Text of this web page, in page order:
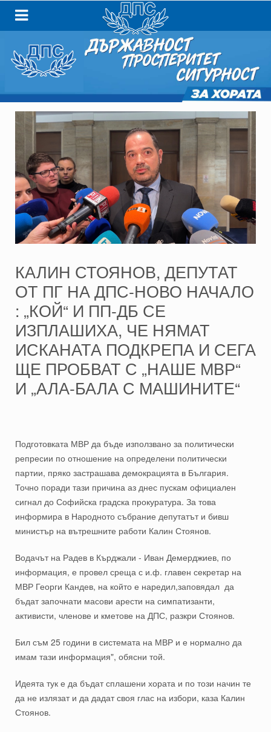
КАЛИН СТОЯНОВ, ДЕПУТАТ
ОТ ПГ НА ДПС-НОВО НАЧАЛО
: „КОЙ“ И ПП-ДБ СЕ
ИЗПЛАШИХА, ЧЕ НЯМАТ
ИСКАНАТА ПОДКРЕПА И СЕГА
ЩЕ ПРОБВАТ С „НАШЕ МВР“
И „АЛА-БАЛА С МАШИНИТЕ“
Подготовката МВР да бъде използвано за политически
репресии по отношение на определени политически
партии, пряко застрашава демокрацията в България.
Точно поради тази причина аз днес пускам официален
сигнал до Софийска градска прокуратура. За това
информира в Народното събрание депутатът и бивш
министър на вътрешните работи Калин Стоянов.
Водачът на Радев в Кърджали - Иван Демерджиев, по
информация, е провел среща с и.ф. главен секретар на
МВР Георги Кандев, на който е наредил,заповядал да
бъдат започнати масови арести на симпатизанти,
активисти, членове и кметове на ДПС, разкри Стоянов.
Бил съм 25 години в системата на МВР и е нормално да
имам тази информация", обясни той.
Идеята тук е да бъдат сплашени хората и по този начин те
да не излязат и да дадат своя глас на избори, каза Калин
Стоянов.